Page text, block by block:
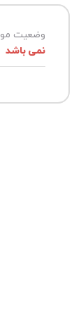
وضعیت
نمی باشد